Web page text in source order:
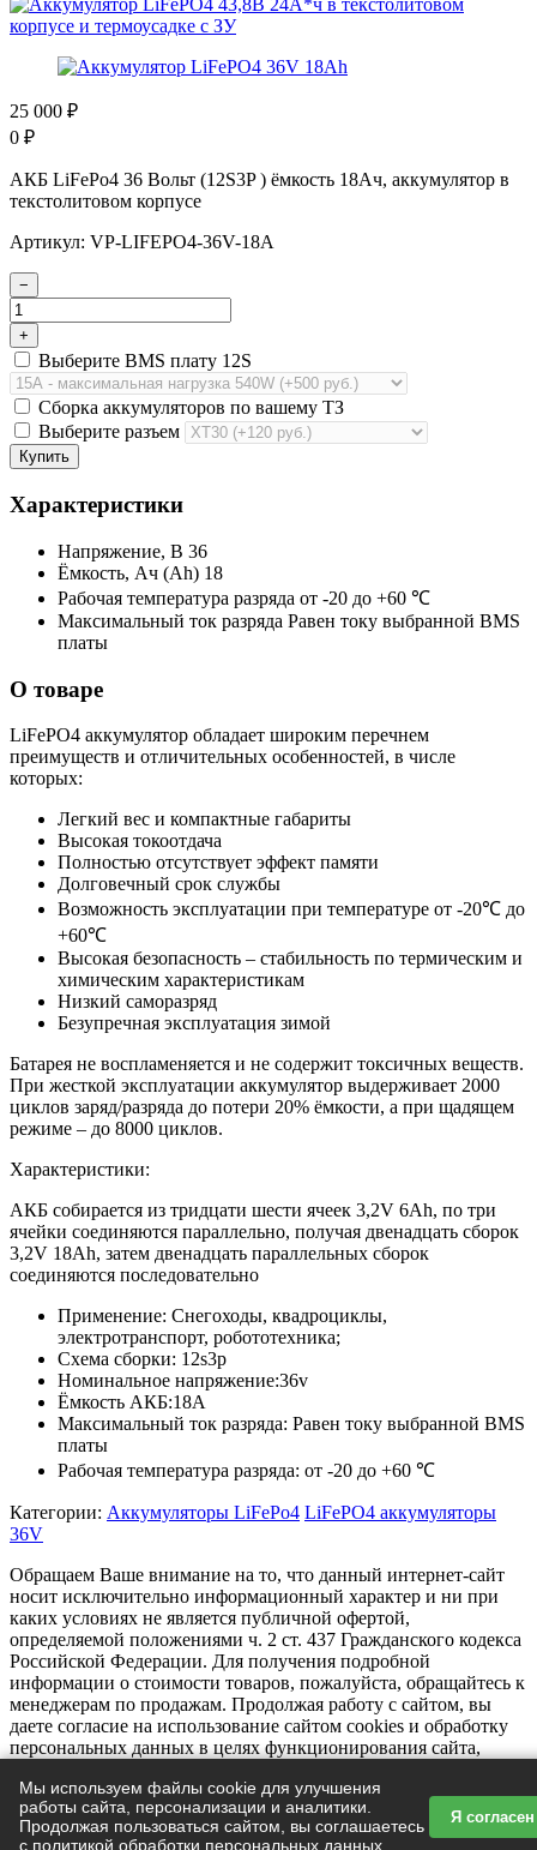
25 000 ₽
0 ₽
АКБ LiFePo4 36 Вольт (12S3P ) ёмкость 18Ач, аккумулятор в
текстолитовом корпусе
Артикул: VP-LIFEPO4-36V-18А
−
+
Выберите BMS плату 12S
Сборка аккумуляторов по вашему ТЗ
Выберите разъем
Купить
Характеристики
Напряжение, В 36
Ёмкость, Ач (Ah) 18
Рабочая температура разряда от -20 до +60 ℃
Максимальный ток разряда Равен току выбранной BMS
платы
О товаре
LiFePO4 аккумулятор обладает широким перечнем
преимуществ и отличительных особенностей, в числе
которых:
Легкий вес и компактные габариты
Высокая токоотдача
Полностью отсутствует эффект памяти
Долговечный срок службы
Возможность эксплуатации при температуре от -20℃ до
+60℃
Высокая безопасность – стабильность по термическим и
химическим характеристикам
Низкий саморазряд
Безупречная эксплуатация зимой
Батарея не воспламеняется и не содержит токсичных веществ.
При жесткой эксплуатации аккумулятор выдерживает 2000
циклов заряд/разряда до потери 20% ёмкости, а при щадящем
режиме – до 8000 циклов.
Характеристики:
АКБ собирается из тридцати шести ячеек 3,2V 6Ah, по три
ячейки соединяются параллельно, получая двенадцать сборок
3,2V 18Ah, затем двенадцать параллельных сборок
соединяются последовательно
Применение: Снегоходы, квадроциклы,
электротранспорт, робототехника;
Схема сборки: 12s3p
Номинальное напряжение:36v
Ёмкость АКБ:18A
Максимальный ток разряда: Равен току выбранной BMS
платы
Рабочая температура разряда: от -20 до +60 ℃
Категории: Аккумуляторы LiFePo4 LiFePO4 аккумуляторы
36V
Обращаем Ваше внимание на то, что данный интернет-сайт
носит исключительно информационный характер и ни при
каких условиях не является публичной офертой,
определяемой положениями ч. 2 ст. 437 Гражданского кодекса
Российской Федерации. Для получения подробной
информации о стоимости товаров, пожалуйста, обращайтесь к
менеджерам по продажам. Продолжая работу с сайтом, вы
даете согласие на использование сайтом cookies и обработку
персональных данных в целях функционирования сайта,
и предоставления релевантной рекламной информации на
основе ваших предпочтений и интересов.
Не нашли нужное? Мы готовы помочь!
Мы используем файлы cookie для улучшения
работы сайта, персонализации и аналитики.
Продолжая пользоваться сайтом, вы соглашаетесь
с политикой обработки персональных данных
Я согласен